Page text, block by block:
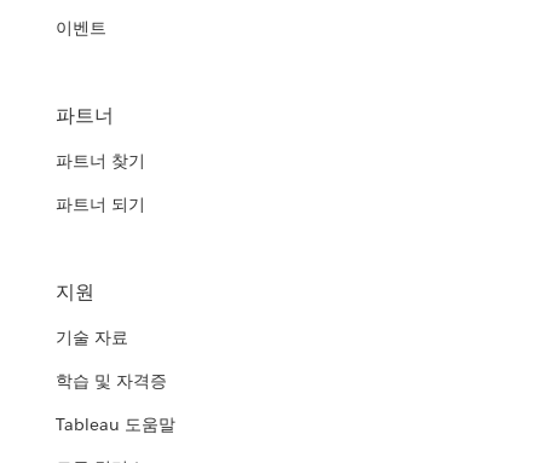
이벤트
파트너
파트너 찾기
파트너 되기
지원
기술 자료
학습 및 자격증
Tableau 도움말